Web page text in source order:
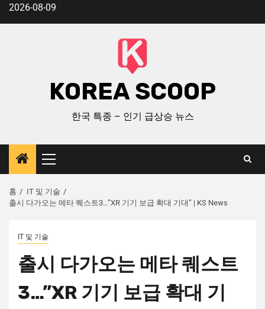
2026-08-09
KOREA SCOOP
한국 특종 – 인기 급상승 뉴스
홈
IT 및 기술
출시 다가오는 메타 퀘스트3…”XR 기기 보급 확대 기대” | KS News
IT 및 기술
출시 다가오는 메타 퀘스트
3…”XR 기기 보급 확대 기